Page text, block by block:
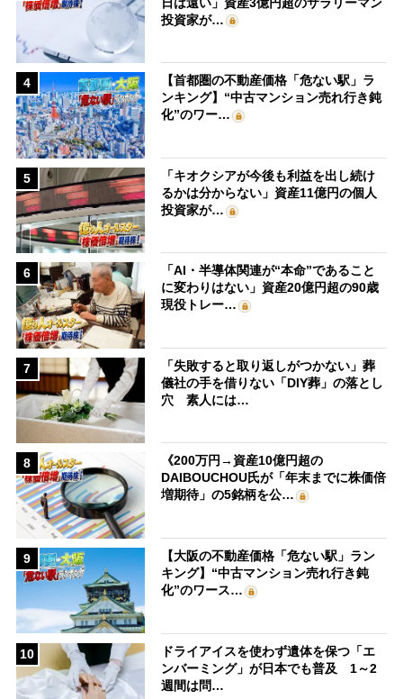
投資家が…
4
【首都圏の不動産価格「危ない駅」ラ
ンキング】“中古マンション売れ行き鈍
化”のワー…
5
「キオクシアが今後も利益を出し続け
るかは分からない」資産11億円の個人
投資家が…
6
「AI・半導体関連が“本命”であること
に変わりはない」資産20億円超の90歳
現役トレー…
7
「失敗すると取り返しがつかない」葬
儀社の手を借りない「DIY葬」の落とし
穴 素人には…
8
《200万円→資産10億円超の
DAIBOUCHOU氏が「年末までに株価倍
増期待」の5銘柄を公…
9
【大阪の不動産価格「危ない駅」ラン
キング】“中古マンション売れ行き鈍
化”のワース…
10
ドライアイスを使わず遺体を保つ「エ
ンバーミング」が日本でも普及 1～2
週間は問…